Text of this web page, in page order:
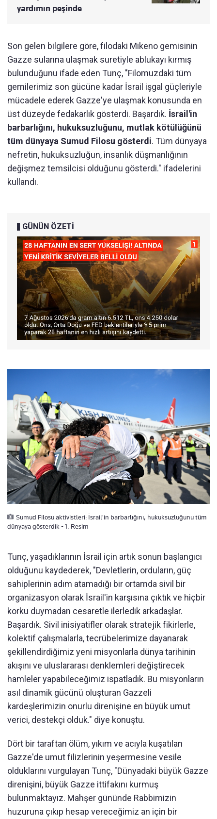
yardımın peşinde
Son gelen bilgilere göre, filodaki Mikeno gemisinin
Gazze sularına ulaşmak suretiyle ablukayı kırmış
bulunduğunu ifade eden Tunç, "Filomuzdaki tüm
gemilerimiz son gücüne kadar İsrail işgal güçleriyle
mücadele ederek Gazze'ye ulaşmak konusunda en
üst düzeyde fedakarlık gösterdi. Başardık. İsrail'in
barbarlığını, hukuksuzluğunu, mutlak kötülüğünü
tüm dünyaya Sumud Filosu gösterdi. Tüm dünyaya
nefretin, hukuksuzluğun, insanlık düşmanlığının
değişmez temsilcisi olduğunu gösterdi." ifadelerini
kullandı.
GÜNÜN ÖZETİ
Sumud Filosu aktivistleri: İsrail'in barbarlığını, hukuksuzluğunu tüm
dünyaya gösterdik - 1. Resim
Tunç, yaşadıklarının İsrail için artık sonun başlangıcı
olduğunu kaydederek, "Devletlerin, orduların, güç
sahiplerinin adım atamadığı bir ortamda sivil bir
organizasyon olarak İsrail'in karşısına çıktık ve hiçbir
korku duymadan cesaretle ilerledik arkadaşlar.
Başardık. Sivil inisiyatifler olarak stratejik fikirlerle,
kolektif çalışmalarla, tecrübelerimize dayanarak
şekillendirdiğimiz yeni misyonlarla dünya tarihinin
akışını ve uluslararası denklemleri değiştirecek
hamleler yapabileceğimiz ispatladık. Bu misyonların
asıl dinamik gücünü oluşturan Gazzeli
kardeşlerimizin onurlu direnişine en büyük umut
verici, destekçi olduk." diye konuştu.
Dört bir taraftan ölüm, yıkım ve acıyla kuşatılan
Gazze'de umut filizlerinin yeşermesine vesile
olduklarını vurgulayan Tunç, "Dünyadaki büyük Gazze
direnişini, büyük Gazze ittifakını kurmuş
bulunmaktayız. Mahşer gününde Rabbimizin
huzuruna çıkıp hesap vereceğimiz an için bir